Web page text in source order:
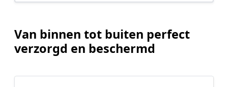
Van binnen tot buiten perfect
verzorgd en beschermd